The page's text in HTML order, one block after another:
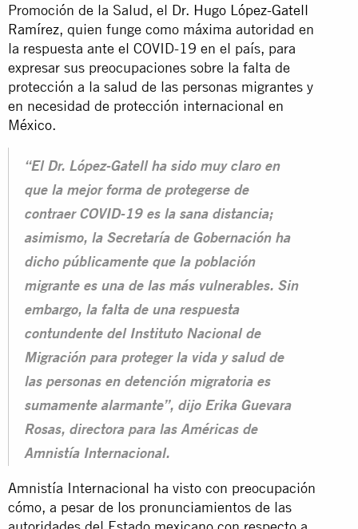
Promoción de la Salud, el Dr. Hugo López-Gatell
Ramírez, quien funge como máxima autoridad en
la respuesta ante el COVID-19 en el país, para
expresar sus preocupaciones sobre la falta de
protección a la salud de las personas migrantes y
en necesidad de protección internacional en
México.
“El Dr. López-Gatell ha sido muy claro en
que la mejor forma de protegerse de
contraer COVID-19 es la sana distancia;
asimismo, la Secretaría de Gobernación ha
dicho públicamente que la población
migrante es una de las más vulnerables. Sin
embargo, la falta de una respuesta
contundente del Instituto Nacional de
Migración para proteger la vida y salud de
las personas en detención migratoria es
sumamente alarmante”, dijo Erika Guevara
Rosas, directora para las Américas de
Amnistía Internacional.
Amnistía Internacional ha visto con preocupación
cómo, a pesar de los pronunciamientos de las